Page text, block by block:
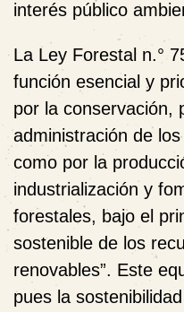
interés público
La Ley Forestal n.°
función esencial y
por la conservación,
administración de
como por la
industrialización y
forestales, bajo el
sostenible de los
renovables”. Este
pues la